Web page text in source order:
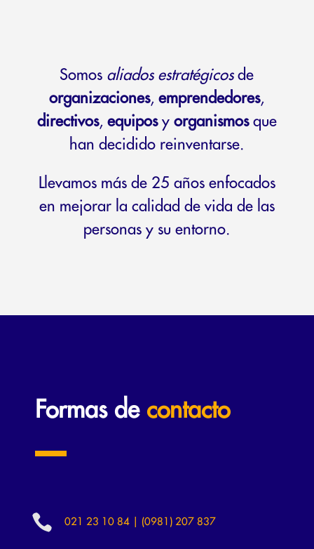
Somos aliados estratégicosde
organizaciones,emprendedores,
directivos, equiposy organismosque
han decidido reinventarse.
Llevamos más de 25 años enfocados
en mejorar la calidad de vida de las
personas y su entorno.
Formas de contacto
 021 23 10 84 | (0981) 207 837